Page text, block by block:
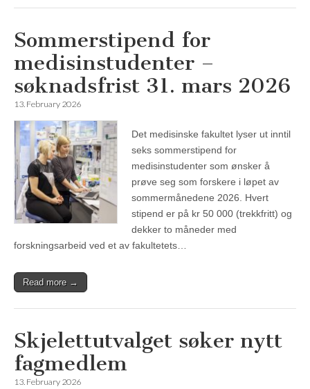
Sommerstipend for
medisinstudenter –
søknadsfrist 31. mars 2026
13. February 2026
Det medisinske fakultet lyser ut inntil
seks sommerstipend for
medisinstudenter som ønsker å
prøve seg som forskere i løpet av
sommermånedene 2026. Hvert
stipend er på kr 50 000 (trekkfritt) og
dekker to måneder med
forskningsarbeid ved et av fakultetets…
Read more →
Skjelettutvalget søker nytt
fagmedlem
13. February 2026